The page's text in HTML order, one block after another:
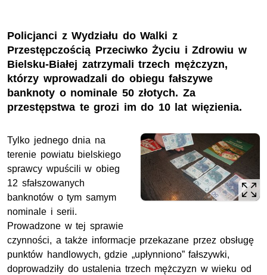
Policjanci z Wydziału do Walki z
Przestępczością Przeciwko Życiu i Zdrowiu w
Bielsku-Białej zatrzymali trzech mężczyzn,
którzy wprowadzali do obiegu fałszywe
banknoty o nominale 50 złotych. Za
przestępstwa te grozi im do 10 lat więzienia.
Tylko jednego dnia na
terenie powiatu bielskiego
sprawcy wpuścili w obieg
12 sfałszowanych
banknotów o tym samym
nominale i serii.
Prowadzone w tej sprawie
czynności, a także informacje przekazane przez obsługę
punktów handlowych, gdzie „upłynniono” fałszywki,
doprowadziły do ustalenia trzech mężczyzn w wieku od